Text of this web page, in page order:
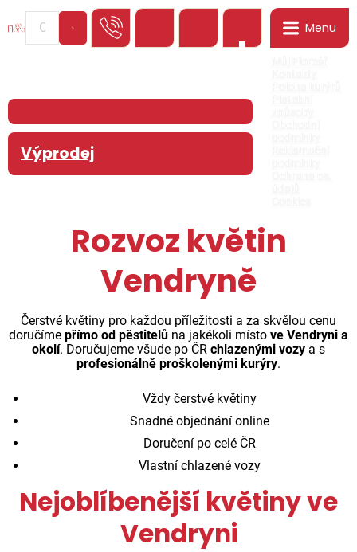
Menu
Výprodej
Rozvoz květin
Vendryně
Čerstvé květiny pro každou příležitosti a za skvělou cenu
doručíme přímo od pěstitelů na jakékoli místo ve Vendryni a
okolí. Doručujeme všude po ČR chlazenými vozy a s
profesionálně proškolenými kurýry.
Vždy čerstvé květiny
Snadné objednání online
Doručení po celé ČR
Vlastní chlazené vozy
Nejoblíbenější květiny ve
Vendryni